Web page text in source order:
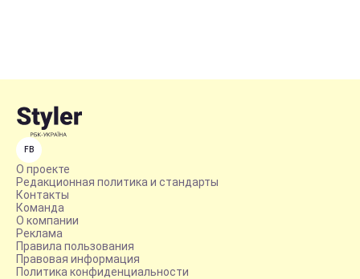
FB
О проекте
Редакционная политика и стандарты
Контакты
Команда
О компании
Реклама
Правила пользования
Правовая информация
Политика конфиденциальности